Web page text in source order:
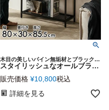
木目の美しいパイン無垢材とブラックアイアンという、異素材を組み合わせた家具シリーズ「TABAS BLACK EDITION」の3段オープンシェルフ ワイドタイプ
スタイリッシュなオールブラックカラー天然木とアイアンのシンプルな3段ローシェルフラック【ワイドタイプ】 [63020-cbk]
販売価格 ¥10,800税込
詳細を見る